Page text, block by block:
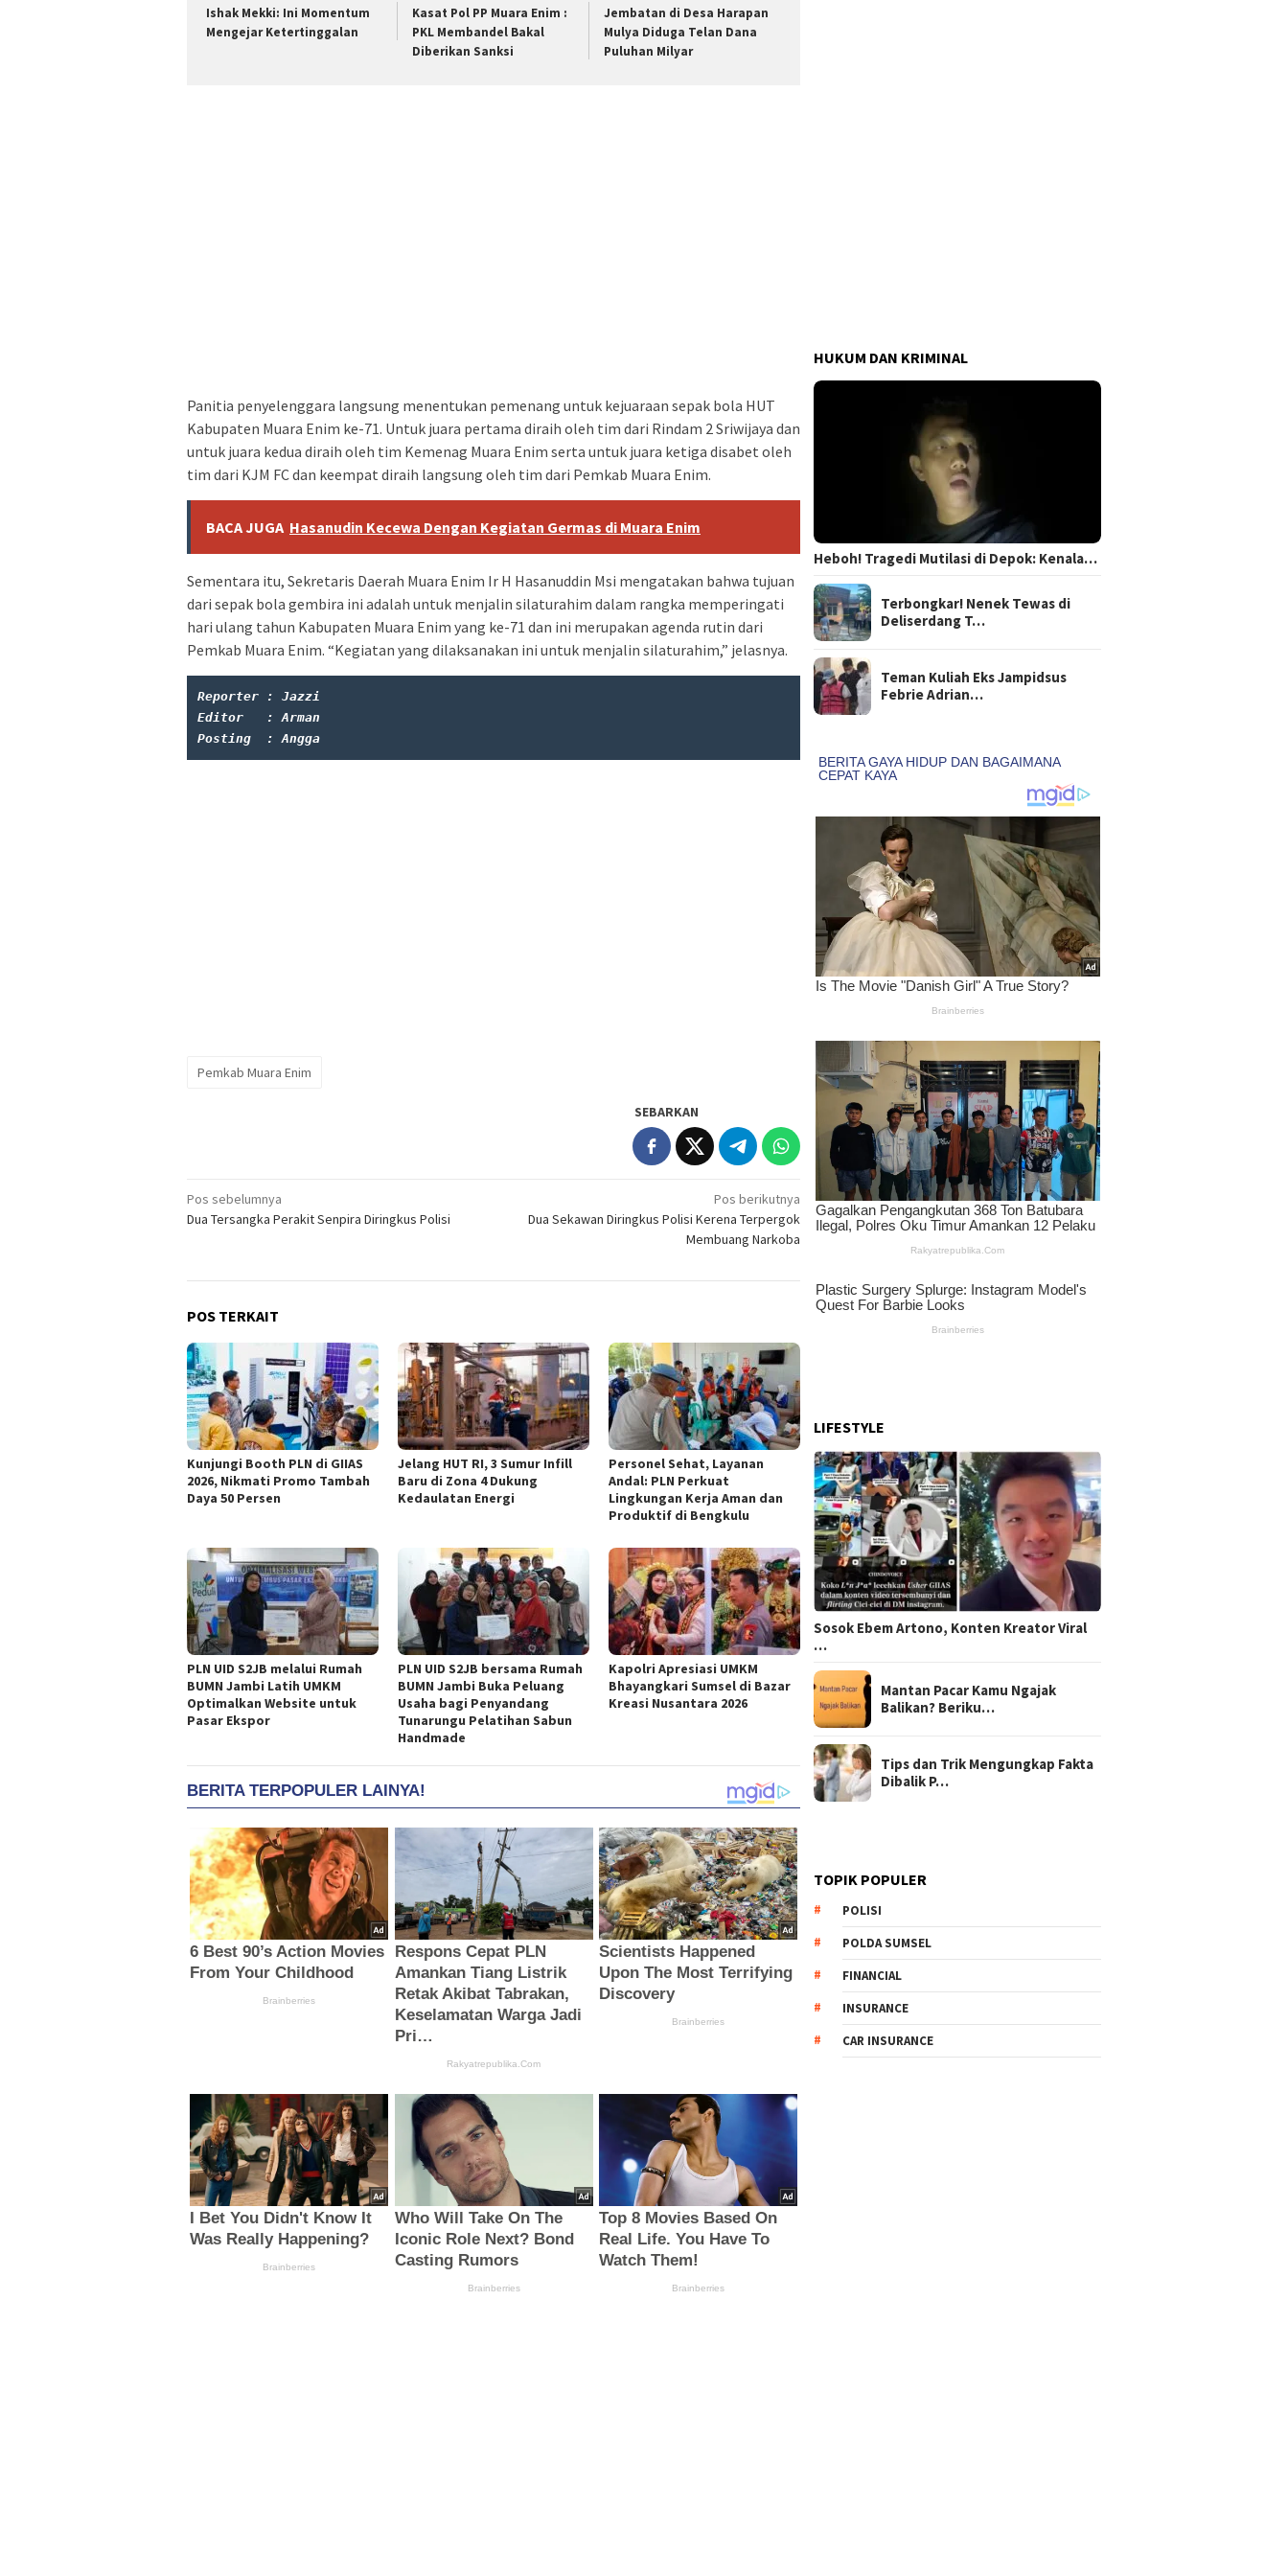
Ishak Mekki: Ini Momentum
Mengejar Ketertinggalan
Kasat Pol PP Muara Enim :
PKL Membandel Bakal
Diberikan Sanksi
Jembatan di Desa Harapan
Mulya Diduga Telan Dana
Puluhan Milyar
Panitia penyelenggara langsung menentukan pemenang untuk kejuaraan sepak bola HUT
Kabupaten Muara Enim ke-71. Untuk juara pertama diraih oleh tim dari Rindam 2 Sriwijaya dan
untuk juara kedua diraih oleh tim Kemenag Muara Enim serta untuk juara ketiga disabet oleh
tim dari KJM FC dan keempat diraih langsung oleh tim dari Pemkab Muara Enim.
BACA JUGA Hasanudin Kecewa Dengan Kegiatan Germas di Muara Enim
Sementara itu, Sekretaris Daerah Muara Enim Ir H Hasanuddin Msi mengatakan bahwa tujuan
dari sepak bola gembira ini adalah untuk menjalin silaturahim dalam rangka memperingati
hari ulang tahun Kabupaten Muara Enim yang ke-71 dan ini merupakan agenda rutin dari
Pemkab Muara Enim. “Kegiatan yang dilaksanakan ini untuk menjalin silaturahim,” jelasnya.
Reporter : Jazzi
Editor   : Arman
Posting  : Angga
Pemkab Muara Enim
SEBARKAN
Navigasi
pos
Pos sebelumnya
Dua Tersangka Perakit Senpira Diringkus Polisi
Pos berikutnya
Dua Sekawan Diringkus Polisi Kerena Terpergok
Membuang Narkoba
POS TERKAIT
Kunjungi Booth PLN di GIIAS
2026, Nikmati Promo Tambah
Daya 50 Persen
Jelang HUT RI, 3 Sumur Infill
Baru di Zona 4 Dukung
Kedaulatan Energi
Personel Sehat, Layanan
Andal: PLN Perkuat
Lingkungan Kerja Aman dan
Produktif di Bengkulu
PLN UID S2JB melalui Rumah
BUMN Jambi Latih UMKM
Optimalkan Website untuk
Pasar Ekspor
PLN UID S2JB bersama Rumah
BUMN Jambi Buka Peluang
Usaha bagi Penyandang
Tunarungu Pelatihan Sabun
Handmade
Kapolri Apresiasi UMKM
Bhayangkari Sumsel di Bazar
Kreasi Nusantara 2026
HUKUM DAN KRIMINAL
Heboh! Tragedi Mutilasi di Depok: Kenala…
Terbongkar! Nenek Tewas di
Deliserdang T…
Teman Kuliah Eks Jampidsus
Febrie Adrian…
LIFESTYLE
Sosok Ebem Artono, Konten Kreator Viral
…
Mantan Pacar Kamu Ngajak
Balikan? Beriku…
Tips dan Trik Mengungkap Fakta
Dibalik P…
TOPIK POPULER
POLISI
POLDA SUMSEL
FINANCIAL
INSURANCE
CAR INSURANCE